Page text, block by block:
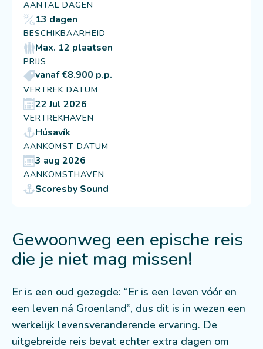
AANTAL DAGEN
13 dagen
BESCHIKBAARHEID
Max. 12 plaatsen
PRIJS
vanaf €8.900 p.p.
VERTREK DATUM
22 Jul 2026
VERTREKHAVEN
Húsavík
AANKOMST DATUM
3 aug 2026
AANKOMSTHAVEN
Scoresby Sound
Gewoonweg een epische reis
die je niet mag missen!
Er is een oud gezegde: “Er is een leven vóór en
een leven ná Groenland”, dus dit is in wezen een
werkelijk levensveranderende ervaring. De
uitgebreide reis bevat echter extra dagen om